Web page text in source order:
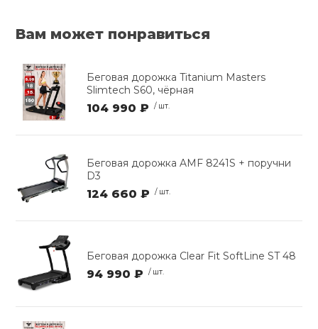
Вам может понравиться
Беговая дорожка Titanium Masters
Slimtech S60, чёрная
104 990 ₽ / шт.
Беговая дорожка AMF 8241S + поручни
D3
124 660 ₽ / шт.
Беговая дорожка Clear Fit SoftLine ST 48
94 990 ₽ / шт.